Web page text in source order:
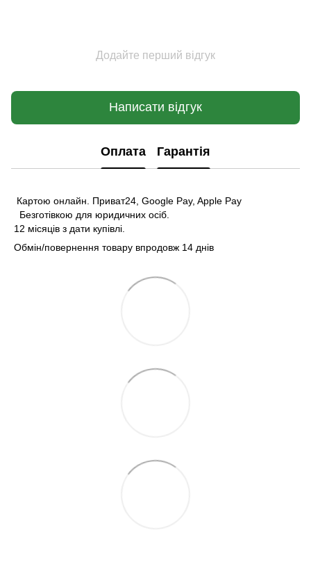
Додайте перший відгук
Написати відгук
Оплата Гарантія
Картою онлайн. Приват24, Google Pay, Apple Pay
Безготівкою для юридичних осіб.
12 місяців з дати купівлі.
Обмін/повернення товару впродовж 14 днів